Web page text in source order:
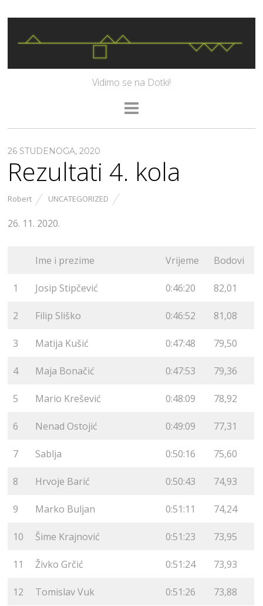
Vidimo se na Dotki!
26 STUDENOGA, 2020
Rezultati 4. kola
Robert UNCATEGORIZED
26. 11. 2020.
Ime i prezime Vrijeme Bodovi
1 Josip Stipčević 0:46:20 82,01
2 Filip Sliško 0:46:52 81,08
3 Matija Kušić 0:47:48 79,50
4 Maja Bonačić 0:47:53 79,36
5 Mario Krešević 0:48:09 78,92
6 Nenad Ostojić 0:49:09 77,31
7 Sablja 0:50:16 75,60
8 Hrvoje Barić 0:50:43 74,93
9 Marko Buljan 0:51:11 74,24
10 Šime Krajnović 0:51:23 73,95
11 Živko Grčić 0:51:24 73,93
12 Tomislav Vuk 0:51:26 73,88